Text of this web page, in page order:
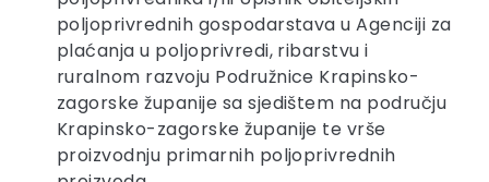
poljoprivrednih gospodarstava u Agenciji za
plaćanja u poljoprivredi, ribarstvu i
ruralnom razvoju Podružnice Krapinsko-
zagorske županije sa sjedištem na području
Krapinsko-zagorske županije te vrše
proizvodnju primarnih poljoprivrednih